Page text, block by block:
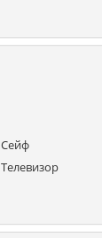
Сейф
Телевизор